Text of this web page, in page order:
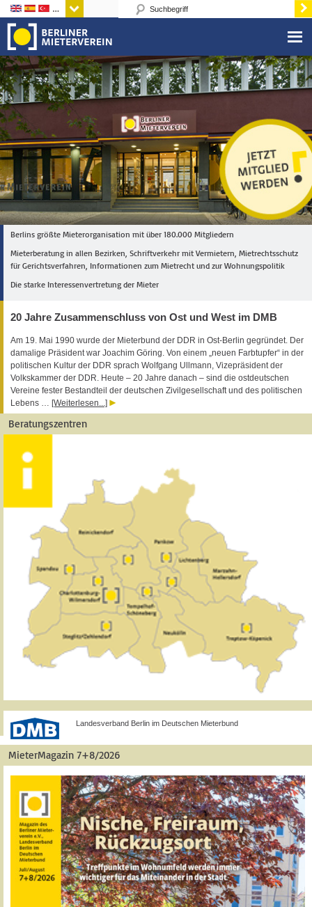
Sprachen
Berlins größte Mieterorganisation mit über 180.000 Mitgliedern
Mieterberatung in allen Bezirken, Schriftverkehr mit Vermietern, Mietrechtsschutz
für Gerichtsverfahren, Informationen zum Mietrecht und zur Wohnungspolitik
Die starke Interessenvertretung der Mieter
20 Jahre Zusammenschluss von Ost und West im DMB
Am 19. Mai 1990 wurde der Mieterbund der DDR in Ost-Berlin gegründet. Der
damalige Präsident war Joachim Göring. Von einem „neuen Farbtupfer“ in der
politischen Kultur der DDR sprach Wolfgang Ullmann, Vizepräsident der
Volkskammer der DDR. Heute – 20 Jahre danach – sind die ostdeutschen
Vereine fester Bestandteil der deutschen Zivilgesellschaft und des politischen
Lebens … [Weiterlesen...]
Beratungszentren
Landesverband Berlin im Deutschen Mieterbund
MieterMagazin 7+8/2026